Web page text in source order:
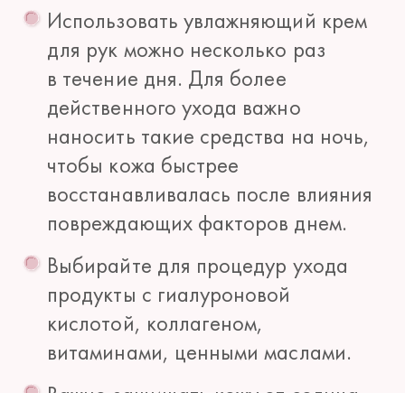
Использовать увлажняющий крем
для рук можно несколько раз
в течение дня. Для более
действенного ухода важно
наносить такие средства на ночь,
чтобы кожа быстрее
восстанавливалась после влияния
повреждающих факторов днем.
Выбирайте для процедур ухода
продукты с гиалуроновой
кислотой, коллагеном,
витаминами, ценными маслами.